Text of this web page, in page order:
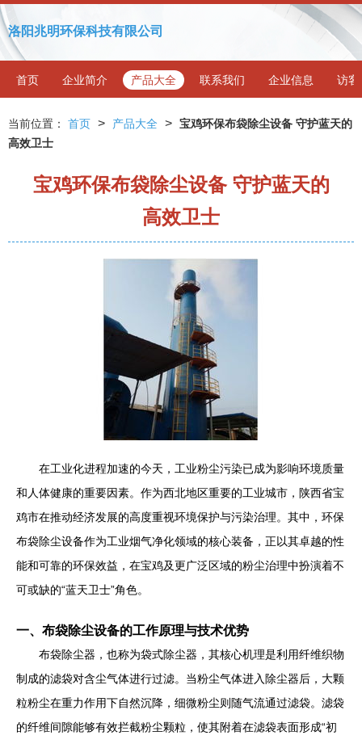
洛阳兆明环保科技有限公司
首页 企业简介 产品大全 联系我们 企业信息 访客
当前位置： 首页 > 产品大全 > 宝鸡环保布袋除尘设备 守护蓝天的
高效卫士
宝鸡环保布袋除尘设备 守护蓝天的
高效卫士
在工业化进程加速的今天，工业粉尘污染已成为影响环境质量
和人体健康的重要因素。作为西北地区重要的工业城市，陕西省宝
鸡市在推动经济发展的高度重视环境保护与污染治理。其中，环保
布袋除尘设备作为工业烟气净化领域的核心装备，正以其卓越的性
能和可靠的环保效益，在宝鸡及更广泛区域的粉尘治理中扮演着不
可或缺的“蓝天卫士”角色。
一、布袋除尘设备的工作原理与技术优势
布袋除尘器，也称为袋式除尘器，其核心机理是利用纤维织物
制成的滤袋对含尘气体进行过滤。当粉尘气体进入除尘器后，大颗
粒粉尘在重力作用下自然沉降，细微粉尘则随气流通过滤袋。滤袋
的纤维间隙能够有效拦截粉尘颗粒，使其附着在滤袋表面形成“初